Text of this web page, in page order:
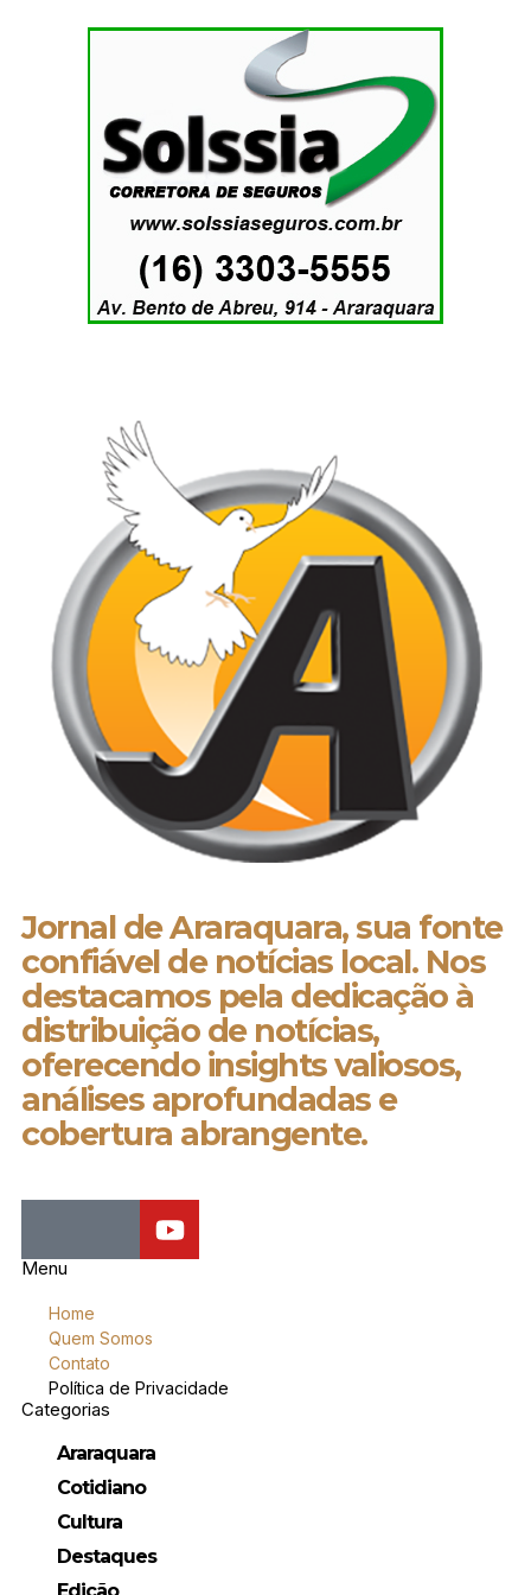
Jornal de Araraquara, sua fonte
confiável de notícias local. Nos
destacamos pela dedicação à
distribuição de notícias,
oferecendo insights valiosos,
análises aprofundadas e
cobertura abrangente.
Menu
Home
Quem Somos
Contato
Política de Privacidade
Categorias
Araraquara
Cotidiano
Cultura
Destaques